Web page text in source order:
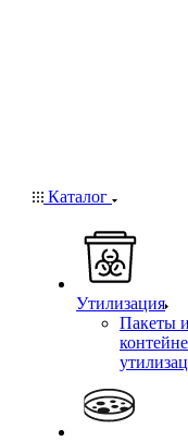
Каталог
Утилизация
Пакеты